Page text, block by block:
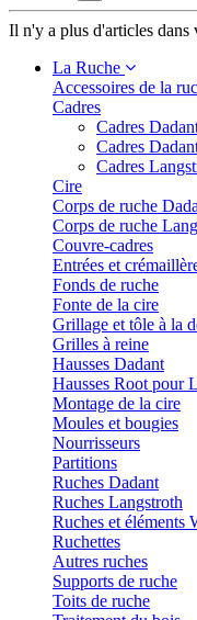
Il n'y a plus d'articles dans
La Ruche
Accessoires de la
Cadres
Cadres
Cadres
Cadres
Cire
Corps de ruche
Corps de ruche
Couvre-cadres
Entrées et
Fonds de ruche
Fonte de la cire
Grillage et tôle à la
Grilles à reine
Hausses Dadant
Hausses Root pour
Montage de la cire
Moules et bougies
Nourrisseurs
Partitions
Ruches Dadant
Ruches Langstroth
Ruches et éléments
Ruchettes
Autres ruches
Supports de ruche
Toits de ruche